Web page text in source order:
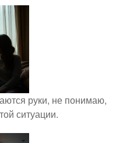
руки, не понимаю,
ситуации.